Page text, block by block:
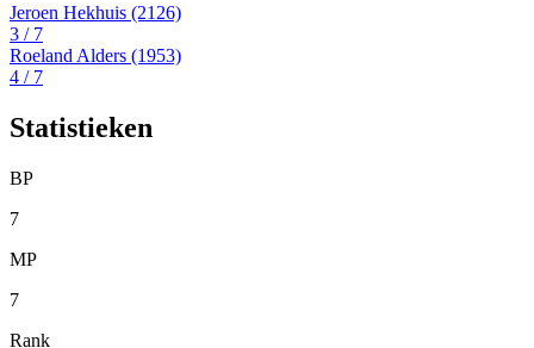
Jeroen Hekhuis (2126)
3 / 7
Roeland Alders (1953)
4 / 7
Statistieken
BP
7
MP
7
Rank